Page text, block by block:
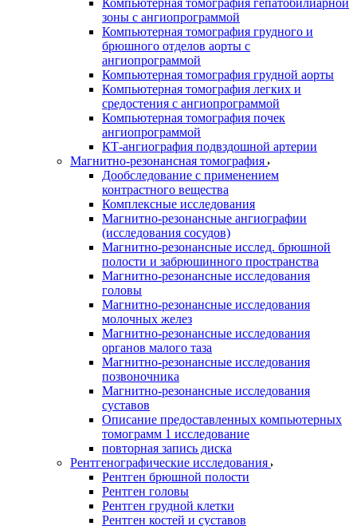
Компьютерная томография гепатобилиарной
зоны с ангиопрограммой
Компьютерная томография грудного и
брюшного отделов аорты с
ангиопрограммой
Компьютерная томография грудной аорты
Компьютерная томография легких и
средостения с ангиопрограммой
Компьютерная томография почек
ангиопрограммой
КТ-ангиография подвздошной артерии
Магнитно-резонансная томография
Дообследование с применением
контрастного вещества
Комплексные исследования
Магнитно-резонансные ангиографии
(исследования сосудов)
Магнитно-резонансные исслед. брюшной
полости и забрюшинного пространства
Магнитно-резонансные исследования
головы
Магнитно-резонансные исследования
молочных желез
Магнитно-резонансные исследования
органов малого таза
Магнитно-резонансные исследования
позвоночника
Магнитно-резонансные исследования
суставов
Описание предоставленных компьютерных
томограмм 1 исследование
повторная запись диска
Рентгенографические исследования
Рентген брюшной полости
Рентген головы
Рентген грудной клетки
Рентген костей и суставов